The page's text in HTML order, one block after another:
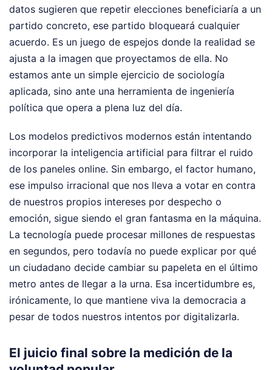
datos sugieren que repetir elecciones beneficiaría a un
partido concreto, ese partido bloqueará cualquier
acuerdo. Es un juego de espejos donde la realidad se
ajusta a la imagen que proyectamos de ella. No
estamos ante un simple ejercicio de sociología
aplicada, sino ante una herramienta de ingeniería
política que opera a plena luz del día.
Los modelos predictivos modernos están intentando
incorporar la inteligencia artificial para filtrar el ruido
de los paneles online. Sin embargo, el factor humano,
ese impulso irracional que nos lleva a votar en contra
de nuestros propios intereses por despecho o
emoción, sigue siendo el gran fantasma en la máquina.
La tecnología puede procesar millones de respuestas
en segundos, pero todavía no puede explicar por qué
un ciudadano decide cambiar su papeleta en el último
metro antes de llegar a la urna. Esa incertidumbre es,
irónicamente, lo que mantiene viva la democracia a
pesar de todos nuestros intentos por digitalizarla.
El juicio final sobre la medición de la